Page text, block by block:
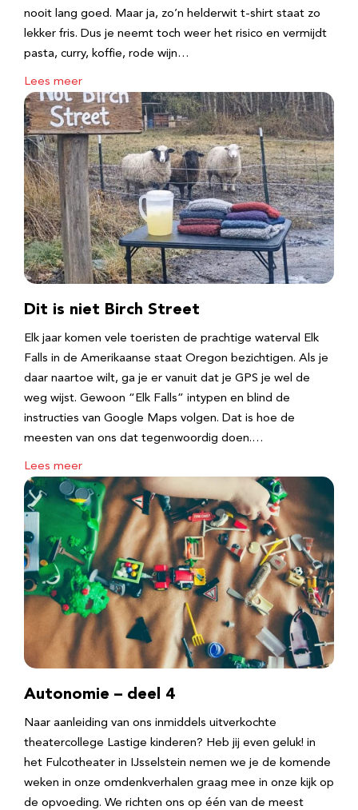
nooit lang goed. Maar ja, zo’n helderwit t-shirt staat zo
lekker fris. Dus je neemt toch weer het risico en vermijdt
pasta, curry, koffie, rode wijn…
Lees meer
Dit is niet Birch Street
Elk jaar komen vele toeristen de prachtige waterval Elk
Falls in de Amerikaanse staat Oregon bezichtigen. Als je
daar naartoe wilt, ga je er vanuit dat je GPS je wel de
weg wijst. Gewoon “Elk Falls” intypen en blind de
instructies van Google Maps volgen. Dat is hoe de
meesten van ons dat tegenwoordig doen.…
Lees meer
Autonomie – deel 4
Naar aanleiding van ons inmiddels uitverkochte
theatercollege Lastige kinderen? Heb jij even geluk! in
het Fulcotheater in IJsselstein nemen we je de komende
weken in onze omdenkverhalen graag mee in onze kijk op
de opvoeding. We richten ons op één van de meest